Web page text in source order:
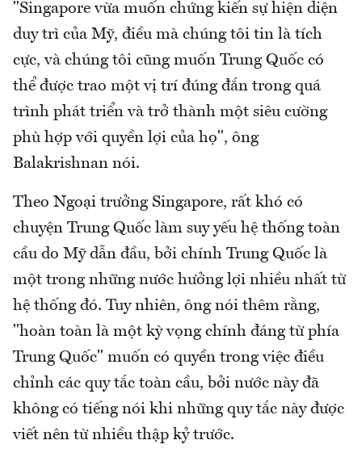
"Singapore vừa muốn chứng kiến sự hiện diện
duy trì của Mỹ, điều mà chúng tôi tin là tích
cực, và chúng tôi cũng muốn Trung Quốc có
thể được trao một vị trí đúng đắn trong quá
trình phát triển và trở thành một siêu cường
phù hợp với quyền lợi của họ", ông
Balakrishnan nói.
Theo Ngoại trưởng Singapore, rất khó có
chuyện Trung Quốc làm suy yếu hệ thống toàn
cầu do Mỹ dẫn đầu, bởi chính Trung Quốc là
một trong những nước hưởng lợi nhiều nhất từ
hệ thống đó. Tuy nhiên, ông nói thêm rằng,
"hoàn toàn là một kỳ vọng chính đáng từ phía
Trung Quốc" muốn có quyền trong việc điều
chỉnh các quy tắc toàn cầu, bởi nước này đã
không có tiếng nói khi những quy tắc này được
viết nên từ nhiều thập kỷ trước.